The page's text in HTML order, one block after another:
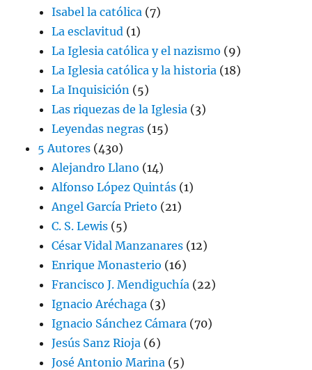
Isabel la católica (7)
La esclavitud (1)
La Iglesia católica y el nazismo (9)
La Iglesia católica y la historia (18)
La Inquisición (5)
Las riquezas de la Iglesia (3)
Leyendas negras (15)
5 Autores (430)
Alejandro Llano (14)
Alfonso López Quintás (1)
Angel García Prieto (21)
C. S. Lewis (5)
César Vidal Manzanares (12)
Enrique Monasterio (16)
Francisco J. Mendiguchía (22)
Ignacio Aréchaga (3)
Ignacio Sánchez Cámara (70)
Jesús Sanz Rioja (6)
José Antonio Marina (5)